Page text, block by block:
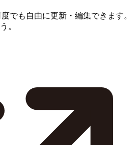
でも自由に更新・編集できます。
。